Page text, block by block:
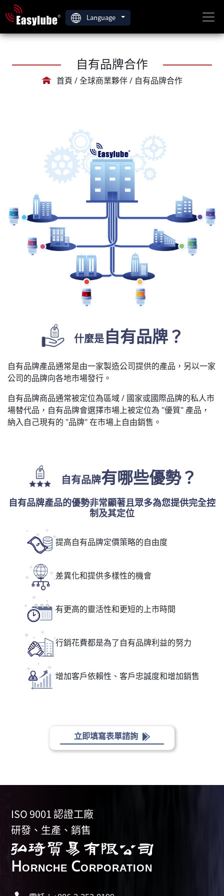
Language
自有品牌合作
首頁 / 全球商業夥伴 / 自有品牌合作
什麼是自有品牌？
自有品牌產品通常是由一家製造公司提供的產品，另以一家
公司的品牌向各地市場發行。
自有品牌商品通常被定位為區域 / 國家或國際品牌的私人市
場替代品，自有品牌會選擇市場上被定位為 "優質" 產品，
納入自己現有的 "品牌" 在市場上自由銷售。
自有品牌有哪些優勢？
自有品牌產品的優勢非常顯著且眾多為您提供完全控
制及其定位
提高自有品牌定價策略的自由度
差異化和提供多樣性的機會
有更高的靈活性和更短的上市時間
行銷花費都是為了自有品牌利益的努力
增加客戶依賴性、客戶忠誠度和增加銷售
立即填寫表單諮詢
ISO 9001 認證工廠
研發、生產、銷售
HORNCHE CORPORATION